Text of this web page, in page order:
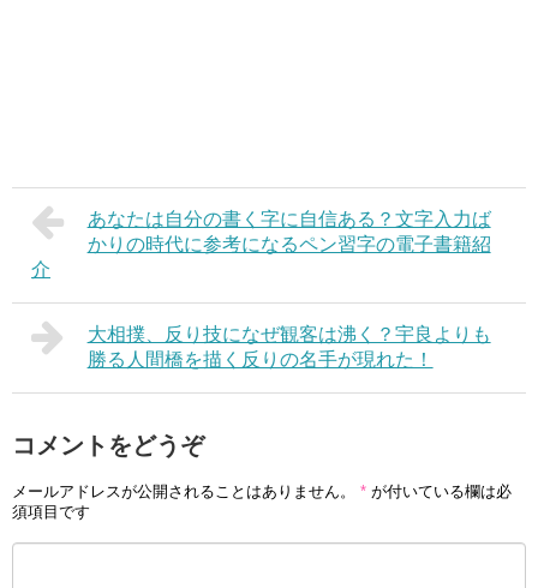
あなたは自分の書く字に自信ある？文字入力ば
かりの時代に参考になるペン習字の電子書籍紹
介
大相撲、反り技になぜ観客は沸く？宇良よりも
勝る人間橋を描く反りの名手が現れた！
コメントをどうぞ
メールアドレスが公開されることはありません。 * が付いている欄は必
須項目です